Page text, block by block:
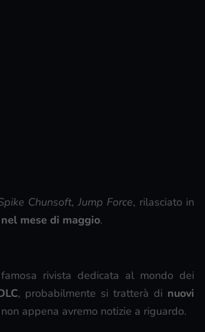
Chunsoft,Jump Force, rilasciato in
nel mese di maggio.
rivista dedicata al mondo dei
, probabilmente si tratterà di nuovi
appena avremo notizie a riguardo.